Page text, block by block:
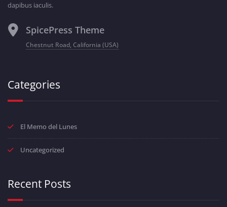
dapibus iaculis.
SpicePress Theme
Chestnut Road, California (USA)
Categories
El Memo del Lunes
Uncategorized
Recent Posts